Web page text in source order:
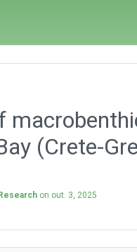
(Crete-
on out. 3, 2025